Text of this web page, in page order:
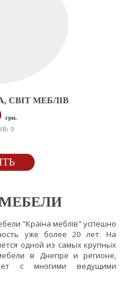
СВІТ МЕБЛІВ
грн.
0
"Країна меблів" успешно
уже более 20 лет. На
одной из самых крупных
в Днепре и регионе,
с многими ведущими